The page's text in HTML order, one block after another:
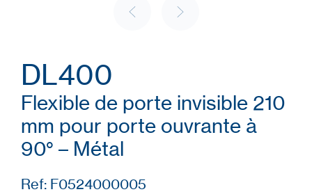
DL400
Flexible de porte invisible 210
mm pour porte ouvrante à
90° – Métal
Ref: F0524000005